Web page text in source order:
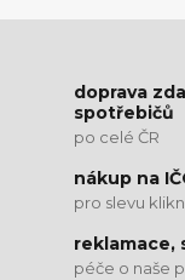
doprava
spotřebičů
po celé ČR
nákup na
pro slevu
reklamace,
péče o naše